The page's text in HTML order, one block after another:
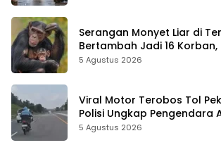
Serangan Monyet Liar di
Bertambah Jadi 16 Korban,
Video Gerombolan Viral
5 Agustus 2026
Viral Motor Terobos Tol
Polisi Ungkap Pengendara
Usai Kecelakaan
5 Agustus 2026